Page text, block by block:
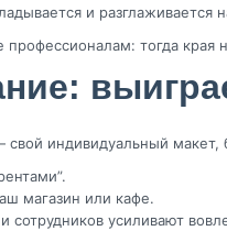
и разглаживается
тогда
свой индивидуальный макет,
магазин или кафе.
усиливают